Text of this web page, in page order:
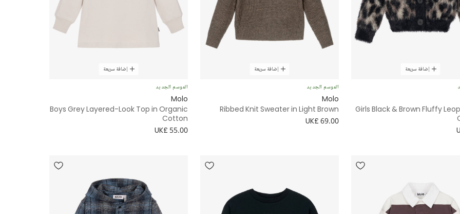
إضافة سريعة
Girls Black & Brown Fluffy
إضافة سريعة
الموسم الجديد
Molo
Ribbed Knit Sweater in Light Brown
UK£ 69.00
إضافة سريعة
الموسم الجديد
Molo
Boys Grey Layered-Look Top in Organic
Cotton
UK£ 55.00